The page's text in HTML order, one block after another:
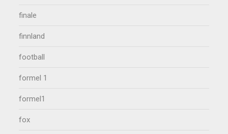
finale
finnland
football
formel 1
formel1
fox